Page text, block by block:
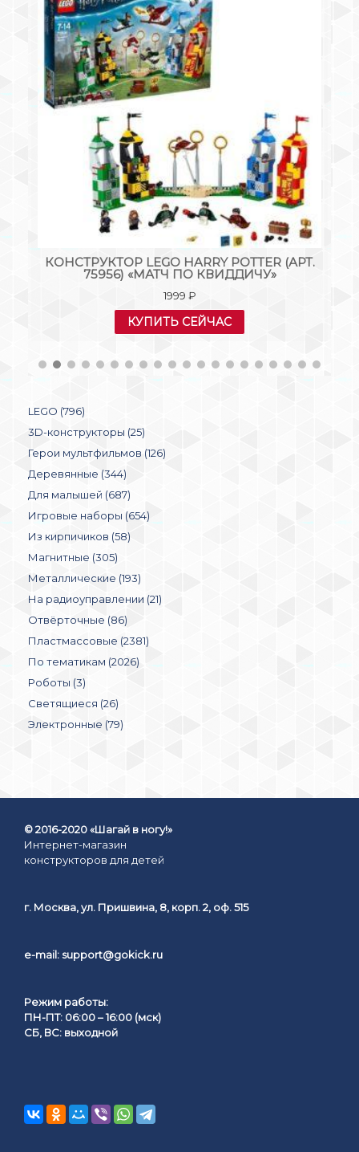
КОНСТРУКТОР LEGO HARRY POTTER (АРТ.
75956) «МАТЧ ПО КВИДДИЧУ»
1999 ₽
КУПИТЬ СЕЙЧАС
LEGO (796)
3D-конструкторы (25)
Герои мультфильмов (126)
Деревянные (344)
Для малышей (687)
Игровые наборы (654)
Из кирпичиков (58)
Магнитные (305)
Металлические (193)
На радиоуправлении (21)
Отвёрточные (86)
Пластмассовые (2381)
По тематикам (2026)
Роботы (3)
Светящиеся (26)
Электронные (79)
© 2016-2020 «Шагай в ногу!»
Интернет-магазин
конструкторов для детей
г. Москва, ул. Пришвина, 8, корп. 2, оф. 515
e-mail: support@gokick.ru
Режим работы:
ПН-ПТ: 06:00 – 16:00 (мск)
СБ, ВС: выходной